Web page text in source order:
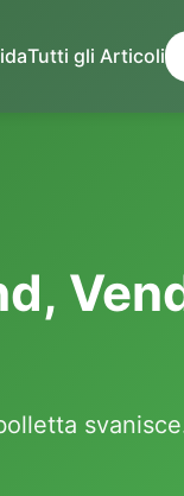
Tutti gli Articoli